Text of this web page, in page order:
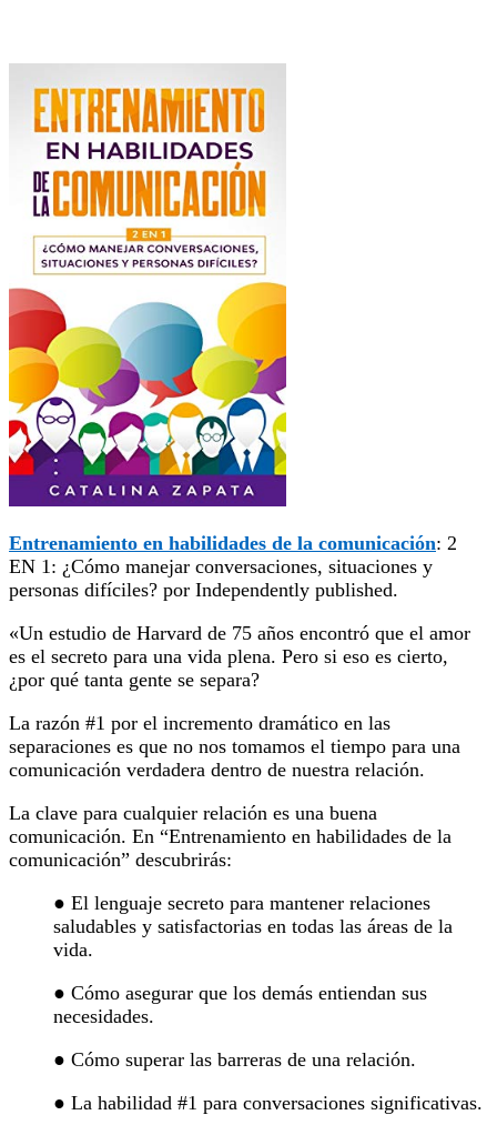
Entrenamiento en habilidades de la comunicación: 2
EN 1: ¿Cómo manejar conversaciones, situaciones y
personas difíciles? por Independently published.
«Un estudio de Harvard de 75 años encontró que el amor
es el secreto para una vida plena. Pero si eso es cierto,
¿por qué tanta gente se separa?
La razón #1 por el incremento dramático en las
separaciones es que no nos tomamos el tiempo para una
comunicación verdadera dentro de nuestra relación.
La clave para cualquier relación es una buena
comunicación. En “Entrenamiento en habilidades de la
comunicación” descubrirás:
● El lenguaje secreto para mantener relaciones
saludables y satisfactorias en todas las áreas de la
vida.
● Cómo asegurar que los demás entiendan sus
necesidades.
● Cómo superar las barreras de una relación.
● La habilidad #1 para conversaciones significativas.